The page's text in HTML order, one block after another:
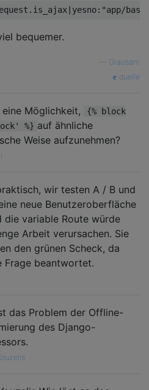
"app/
bequemer.
Grausam
quelle
Möglichkeit,
{% block
%} auf ähnliche
Weise aufzunehmen?
wir testen A / B und
neue Benutzeroberfläche
die variable Route würde
Arbeit verursachen. Sie
den grünen Scheck, da
Frage beantwortet.
das Problem der Offline-
des Django-